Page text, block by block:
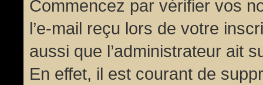
Commencez par vérifier vos
l’e-mail reçu lors de votre
aussi que l’administrateur ait
En effet, il est courant de